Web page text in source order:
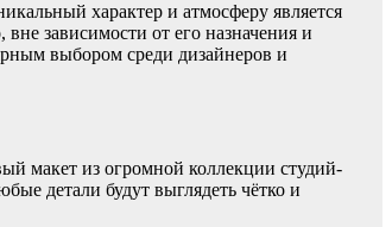
характер и атмосферу является
зависимости от его назначения и
выбором среди дизайнеров и
макет из огромной коллекции студий-
детали будут выглядеть чётко и